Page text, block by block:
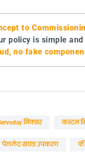
to
policy is simple
no fake
मिक्सर कस्टम
पेललेट संयंत्र उपकरण